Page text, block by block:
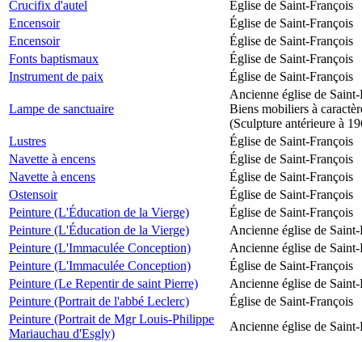
Crucifix d'autel
Église de Saint-François
Encensoir
Église de Saint-François
Encensoir
Église de Saint-François
Fonts baptismaux
Église de Saint-François
Instrument de paix
Église de Saint-François
Lampe de sanctuaire
Ancienne église de Saint-
Biens mobiliers à
(Sculpture antérieure à
Lustres
Église de Saint-François
Navette à encens
Église de Saint-François
Navette à encens
Église de Saint-François
Ostensoir
Église de Saint-François
Peinture (L'Éducation de la Vierge)
Église de Saint-François
Peinture (L'Éducation de la Vierge)
Ancienne église de Saint-
Peinture (L'Immaculée Conception)
Ancienne église de Saint-
Peinture (L'Immaculée Conception)
Église de Saint-François
Peinture (Le Repentir de saint Pierre)
Ancienne église de Saint-
Peinture (Portrait de l'abbé Leclerc)
Église de Saint-François
Peinture (Portrait de Mgr Louis-Philippe
Mariauchau d'Esgly)
Ancienne église de Saint-